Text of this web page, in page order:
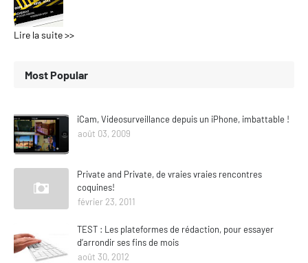
Lire la suite >>
Most Popular
iCam, Videosurveillance depuis un iPhone, imbattable !
août 03, 2009
Private and Private, de vraies vraies rencontres
coquines!
février 23, 2011
TEST : Les plateformes de rédaction, pour essayer
d’arrondir ses fins de mois
août 30, 2012